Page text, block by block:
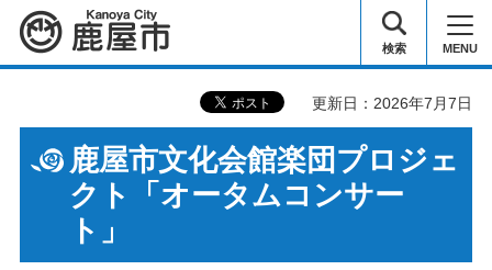
鹿屋市 検索 MENU
更新日：2026年7月7日
鹿屋市文化会館楽団プロジェ
クト「オータムコンサー
ト」